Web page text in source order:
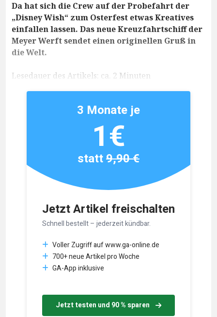
Da hat sich die Crew auf der Probefahrt der
„Disney Wish“ zum Osterfest etwas Kreatives
einfallen lassen. Das neue Kreuzfahrtschiff der
Meyer Werft sendet einen originellen Gruß in
die Welt.
Lesedauer des Artikels: ca. 2 Minuten
Jetzt Artikel freischalten
Schnell bestellt – jederzeit kündbar.
Voller Zugriff auf www.ga-online.de
700+ neue Artikel pro Woche
GA-App inklusive
Jetzt testen und 90 % sparen
3 Monate je
1€
statt9,90 €